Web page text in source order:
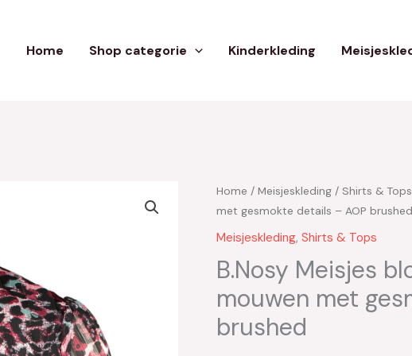
Home Shop categorie Kinderkleding
Home / Meisjeskleding / Shirts & Tops
met gesmokte details – AOP brushed
Meisjeskleding, Shirts & Tops
B.Nosy Meisjes
mouwen met
brushed
Oorspronkelijke
prijs
was:
€39.95.
Huidige
prijs
is:
€12.00.